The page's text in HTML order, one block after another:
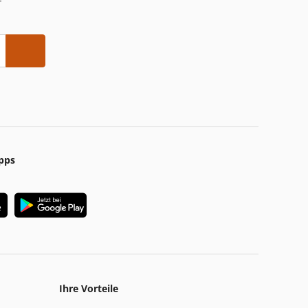
Ihre Vorteile